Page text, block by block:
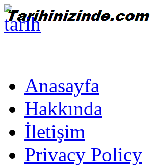
Anasayfa
Hakkında
İletişim
Privacy Policy